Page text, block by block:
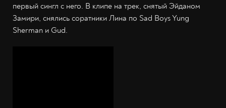
первый сингл с него. В клипе на трек, снятый Эйданом
Замири, снялись соратники Лина по Sad Boys Yung
Sherman и Gud.